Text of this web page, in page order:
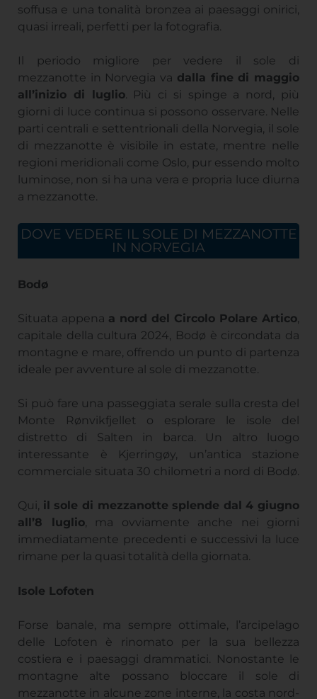
soffusa e una tonalità bronzea ai paesaggi onirici,
quasi irreali, perfetti per la fotografia.
Il periodo migliore per vedere il sole di
mezzanotte in Norvegia va dalla fine di maggio
all’inizio di luglio. Più ci si spinge a nord, più
giorni di luce continua si possono osservare. Nelle
parti centrali e settentrionali della Norvegia, il sole
di mezzanotte è visibile in estate, mentre nelle
regioni meridionali come Oslo, pur essendo molto
luminose, non si ha una vera e propria luce diurna
a mezzanotte.
DOVE VEDERE IL SOLE DI MEZZANOTTE
IN NORVEGIA
Bodø
Situata appena a nord del Circolo Polare Artico,
capitale della cultura 2024, Bodø è circondata da
montagne e mare, offrendo un punto di partenza
ideale per avventure al sole di mezzanotte.
Si può fare una passeggiata serale sulla cresta del
Monte Rønvikfjellet o esplorare le isole del
distretto di Salten in barca. Un altro luogo
interessante è Kjerringøy, un’antica stazione
commerciale situata 30 chilometri a nord di Bodø.
Qui, il sole di mezzanotte splende dal 4 giugno
all’8 luglio, ma ovviamente anche nei giorni
immediatamente precedenti e successivi la luce
rimane per la quasi totalità della giornata.
Isole Lofoten
Forse banale, ma sempre ottimale, l’arcipelago
delle Lofoten è rinomato per la sua bellezza
costiera e i paesaggi drammatici. Nonostante le
montagne alte possano bloccare il sole di
mezzanotte in alcune zone interne, la costa nord-